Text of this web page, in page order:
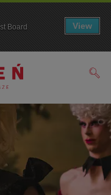
Board
View